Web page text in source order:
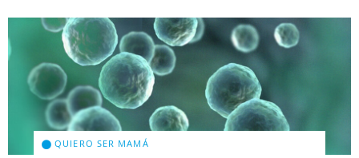
QUIERO SER MAMÁ